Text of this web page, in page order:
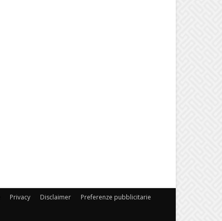
Privacy Disclaimer Preferenze pubblicitarie